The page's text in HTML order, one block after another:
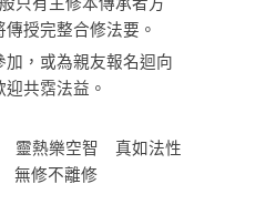
授完整合修法要。
加，或為親友報名迴向
共霑法益。